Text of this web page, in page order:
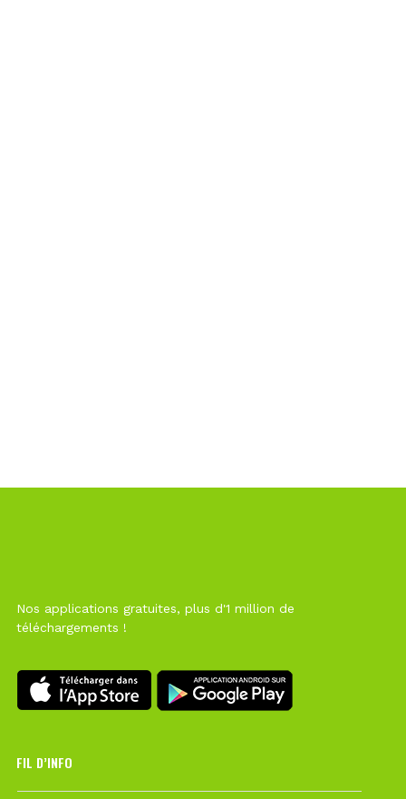
Nos applications gratuites, plus d'1 million de
téléchargements !
FIL D’INFO